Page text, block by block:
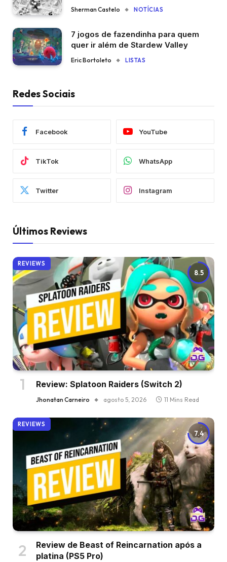
Sherman Castelo NOTÍCIAS
7 jogos de fazendinha para quem
quer ir além de Stardew Valley
Eric Bortoleto LISTAS
Redes Sociais
Facebook YouTube
TikTok WhatsApp
Twitter Instagram
Últimos Reviews
8.5
REVIEWS
Review: Splatoon Raiders (Switch 2)
Jhonatan Carneiro agosto 5, 2026 11 Mins Read
7.4
REVIEWS
Review de Beast of Reincarnation após a
platina (PS5 Pro)